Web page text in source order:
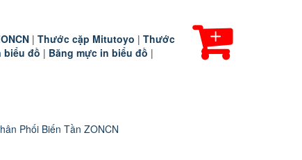
| Thước cặp Mitutoyo | Thước
biểu đồ | Băng mực in biểu đồ |
Phối Biến Tần ZONCN